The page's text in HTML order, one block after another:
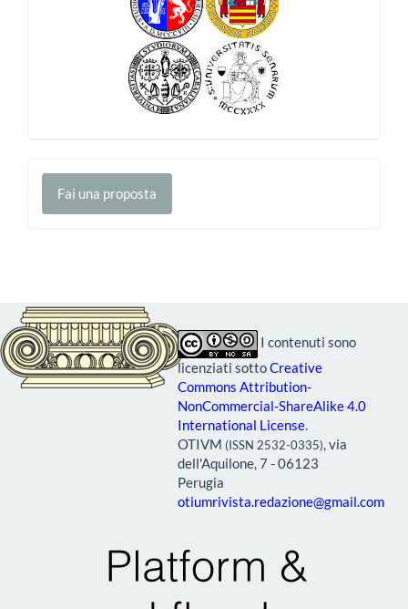
Fai
unaFai una proposta
I contenuti sono
licenziati sottoCreative
Commons Attribution-
NonCommercial-ShareAlike 4.0
International License.
OTIVM (ISSN 2532-0335), via
dell'Aquilone, 7 - 06123
Perugia
otiumrivista.redazione@gmail.com